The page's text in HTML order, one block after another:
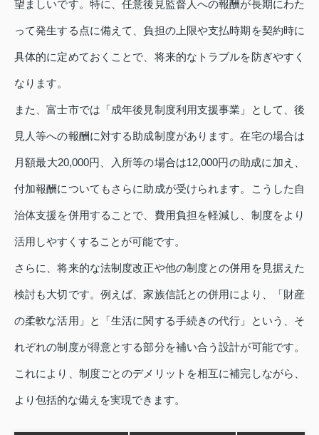
望ましいです。特に、任意後見監督人への報酬が長期にわた
って発生する点に備えて、負担の上限や支払時期を契約時に
具体的に定めておくことで、将来的なトラブルを防ぎやすく
なります。
また、富士市では「成年後見制度利用支援事業」として、後
見人等への報酬に対する助成制度があります。在宅の場合は
月額最大20,000円、入所等の場合は12,000円の助成に加え、
付加報酬についてもさらに助成が受けられます。こうした自
治体支援を併用することで、費用負担を軽減し、制度をより
活用しやすくすることが可能です。
さらに、将来的な法制度改正や他の制度との併用を見据えた
検討も大切です。例えば、家族信託との併用により、「財産
の柔軟な活用」と「生活に関する手続きの代行」という、そ
れぞれの制度が得意とする部分を補い合う設計が可能です。
これにより、制度ごとのデメリットを相互に補完しながら、
より包括的な備えを実現できます。